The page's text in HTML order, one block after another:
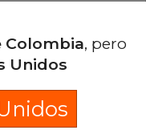
Colombia, pero
Unidos